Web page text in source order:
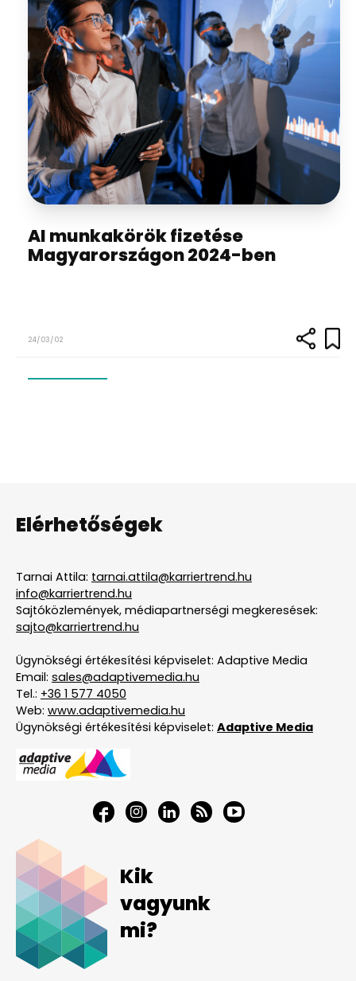
AI munkakörök fizetése
Magyarországon 2024-ben
24/03/02
Elérhetőségek
Tarnai Attila: tarnai.attila@karriertrend.hu
info@karriertrend.hu
Sajtóközlemények, médiapartnerségi megkeresések:
sajto@karriertrend.hu
Ügynökségi értékesítési képviselet: Adaptive Media
Email: sales@adaptivemedia.hu
Tel.: +36 1 577 4050
Web: www.adaptivemedia.hu
Ügynökségi értékesítési képviselet: Adaptive Media
Kik
vagyunk
mi?